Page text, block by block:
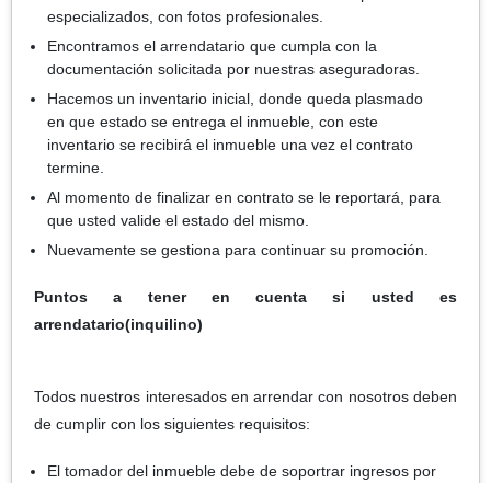
especializados, con fotos profesionales.
Encontramos el arrendatario que cumpla con la
documentación solicitada por nuestras aseguradoras.
Hacemos un inventario inicial, donde queda plasmado
en que estado se entrega el inmueble, con este
inventario se recibirá el inmueble una vez el contrato
termine.
Al momento de finalizar en contrato se le reportará, para
que usted valide el estado del mismo.
Nuevamente se gestiona para continuar su promoción.
Puntos a tener en cuenta si usted es
arrendatario(inquilino)
Todos nuestros interesados en arrendar con nosotros deben
de cumplir con los siguientes requisitos:
El tomador del inmueble debe de soportrar ingresos por